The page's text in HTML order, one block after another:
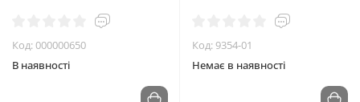
Код: 000000650
В наявності
Код: 9354-01
Немає в наявності